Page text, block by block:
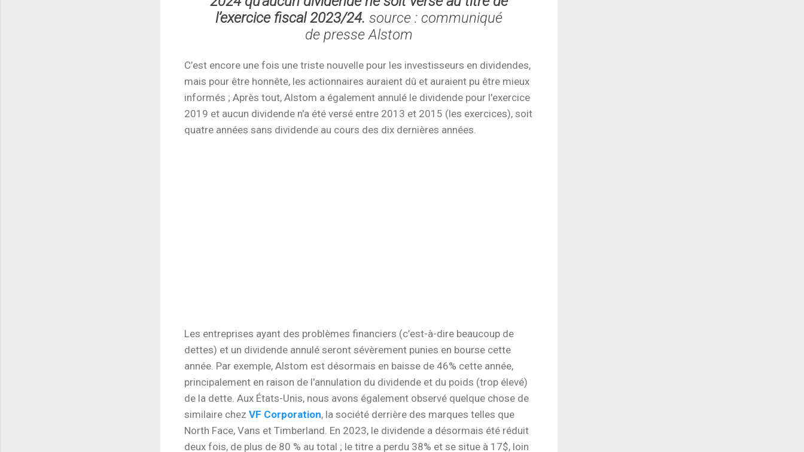
l’exercice fiscal 2023/24. source : communiqué
de presse Alstom
C’est encore une fois une triste nouvelle pour les investisseurs en dividendes,
mais pour être honnête, les actionnaires auraient dû et auraient pu être mieux
informés ; Après tout, Alstom a également annulé le dividende pour l'exercice
2019 et aucun dividende n'a été versé entre 2013 et 2015 (les exercices), soit
quatre années sans dividende au cours des dix dernières années.
Les entreprises ayant des problèmes financiers (c’est-à-dire beaucoup de
dettes) et un dividende annulé seront sévèrement punies en bourse cette
année. Par exemple, Alstom est désormais en baisse de 46% cette année,
principalement en raison de l'annulation du dividende et du poids (trop élevé)
de la dette. Aux États-Unis, nous avons également observé quelque chose de
similaire chez VF Corporation, la société derrière des marques telles que
North Face, Vans et Timberland. En 2023, le dividende a désormais été réduit
deux fois, de plus de 80 % au total ; le titre a perdu 38% et se situe à 17$, loin